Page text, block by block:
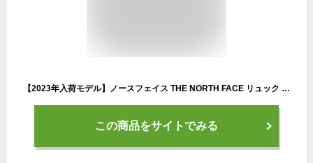
【2023年入荷モデル】ノースフェイス THE NORTH FACE リュック RECON リーコン ブラック バックパック メンズ レディース NF0A52SH KX7【あす楽対応_関東】
この商品をサイトでみる